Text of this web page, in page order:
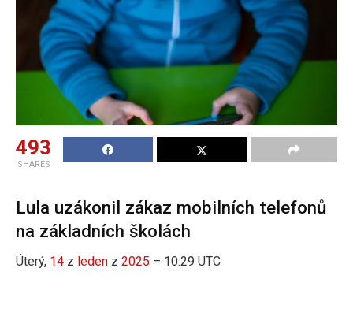
493
SHARES
Lula uzákonil zákaz mobilních telefonů
na základních školách
Úterý, 14 z leden z 2025 – 10:29 UTC